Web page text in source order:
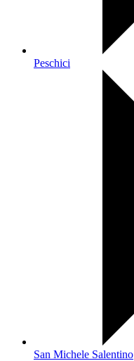
Peschici
San Michele Salentino